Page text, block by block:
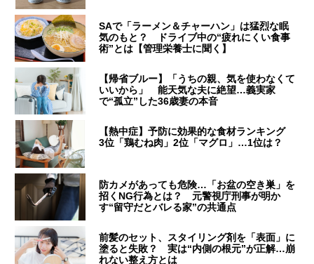
SAで「ラーメン＆チャーハン」は猛烈な眠
気のもと？ ドライブ中の“疲れにくい食事
術”とは【管理栄養士に聞く】
【帰省ブルー】「うちの親、気を使わなくて
いいから」 能天気な夫に絶望…義実家
で“孤立”した36歳妻の本音
【熱中症】予防に効果的な食材ランキング
3位「鶏むね肉」2位「マグロ」…1位は？
防カメがあっても危険…「お盆の空き巣」を
招くNG行為とは？ 元警視庁刑事が明か
す“留守だとバレる家”の共通点
前髪のセット、スタイリング剤を「表面」に
塗ると失敗？ 実は“内側の根元”が正解…崩
れない整え方とは